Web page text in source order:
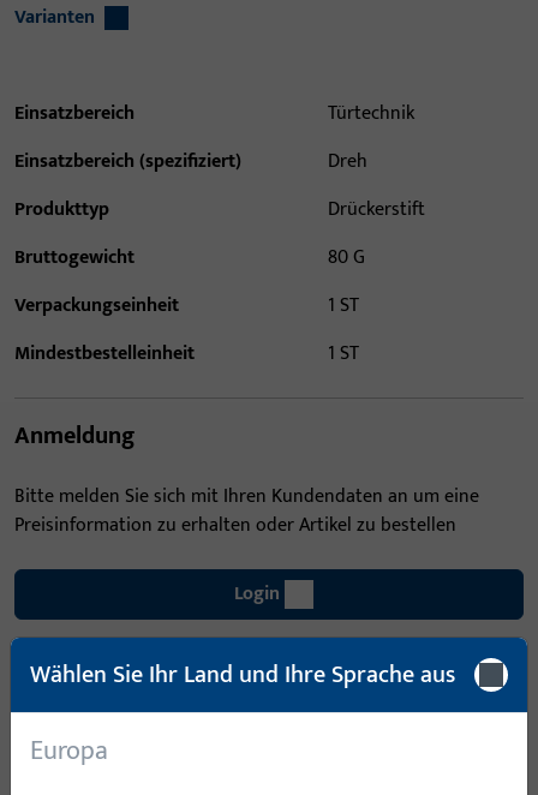
Varianten
Einsatzbereich
Türtechnik
Einsatzbereich (spezifiziert)
Dreh
Produkttyp
Drückerstift
Bruttogewicht
80 G
Verpackungseinheit
1 ST
Mindestbestelleinheit
1 ST
Anmeldung
Bitte melden Sie sich mit Ihren Kundendaten an um eine
Preisinformation zu erhalten oder Artikel zu bestellen
Login
Account erstellen
Wählen Sie Ihr Land und Ihre Sprache aus
Europa